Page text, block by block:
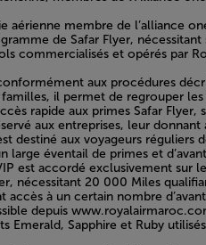
aérienne membre de l’alliance
de Safar Flyer,
commercialisés et opérés par
aux procédures
il permet de regrouper
rapide aux primes Safar Flyer,
aux entreprises, leur
destiné aux voyageurs
large éventail de primes et
est accordé exclusivement sur
nécessitant 20 000 Miles
à un certain nombre
depuis
Emerald, Sapphire et Ruby